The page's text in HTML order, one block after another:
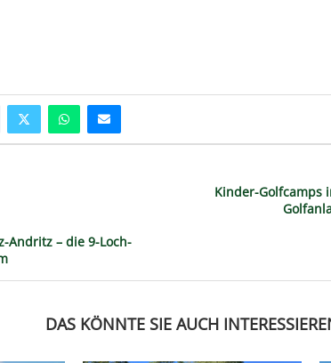
Andritz – die 9-Loch-
Kinder-Golfcamps
DAS KÖNNTE SIE AUCH